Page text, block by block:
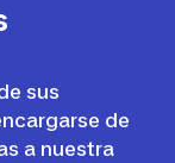
sus
de
a nuestra